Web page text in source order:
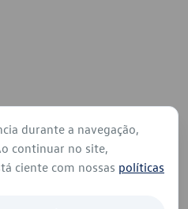
durante a navegação,
continuar no site,
ciente com nossas políticas